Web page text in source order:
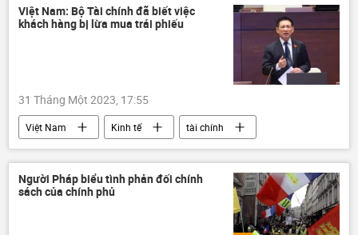
DNR
LNR
xung đột quân sự
Nga
Việt Nam: Bộ Tài chính đã biết việc
khách hàng bị lừa mua trái phiếu
31 Tháng Một 2023, 17:55
Việt Nam Kinh tế
tài chính
Bộ Tài Chính VN
Hồ Đức Phớc
doanh nghiệp
Người Pháp biểu tình phản đối chính
sách của chính phủ